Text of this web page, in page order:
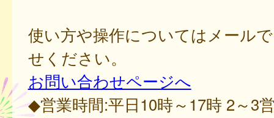
使い方や操作についてはメール
せください。
お問い合わせページへ
◆営業時間:平日10時～17時 2～3